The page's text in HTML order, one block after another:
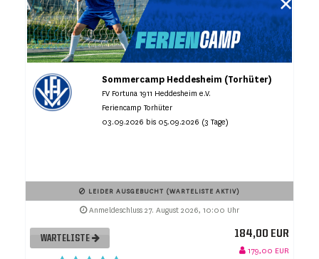
Sommercamp Heddesheim (Torhüter)
FV Fortuna 1911 Heddesheim e.V.
Feriencamp Torhüter
03.09.2026 bis 05.09.2026 (3 Tage)
LEIDER AUSGEBUCHT (WARTELISTE AKTIV)
Anmeldeschluss 27. August 2026, 10:00 Uhr
WARTELISTE 184,00 EUR
179,00 EUR